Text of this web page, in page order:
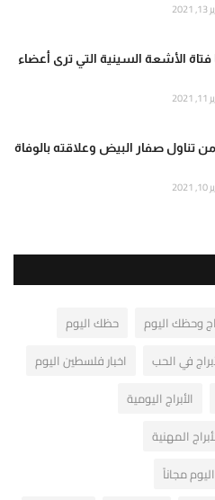
فتاة الأشعة السينية التي ترى أعضاء
تناول صفار البيض وعلاقته بالوفاة
وحظك اليوم
حظك اليوم
في الحب
اخبار فلسطين اليوم
الأبراج اليومية
المهنية
مجاناً